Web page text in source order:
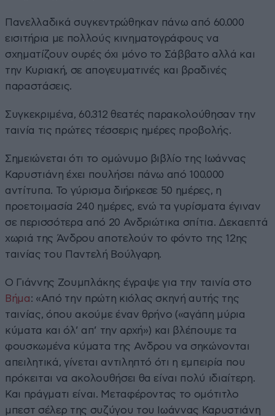
Πανελλαδικά συγκεντρώθηκαν πάνω από 60.000
εισιτήρια με πολλούς κινηματογράφους να
σχηματίζουν ουρές όχι μόνο το Σάββατο αλλά και
την Κυριακή, σε απογευματινές και βραδινές
παραστάσεις.
Συγκεκριμένα, 60.312 θεατές παρακολούθησαν την
ταινία τις πρώτες τέσσερις ημέρες προβολής.
Σημειώνεται ότι το ομώνυμο βιβλίο της Ιωάννας
Καρυστιάνη έχει πουλήσει πάνω από 100.000
αντίτυπα. Το γύρισμα διήρκεσε 50 ημέρες, η
προετοιμασία 240 ημέρες, ενώ τα γυρίσματα έγιναν
σε περισσότερα από 20 Ανδριώτικα σπίτια. Δεκαεπτά
χωριά της Άνδρου αποτελούν το φόντο της 12ης
ταινίας του Παντελή Βούλγαρη.
Ο Γιάννης Ζουμπλάκης έγραψε για την ταινία στο
Βήμα: «Από την πρώτη κιόλας σκηνή αυτής της
ταινίας, όπου ακούμε έναν θρήνο («αγάπη μύρια
κύματα και όλ’ απ’ την αρχή») και βλέπουμε τα
φουσκωμένα κύματα της Ανδρου να σηκώνονται
απειλητικά, γίνεται αντιληπτό ότι η εμπειρία που
πρόκειται να ακολουθήσει θα είναι πολύ ιδιαίτερη.
Και πράγματι είναι. Μεταφέροντας το ομότιτλο
μπεστ σέλερ της συζύγου του Ιωάννας Καρυστιάνη